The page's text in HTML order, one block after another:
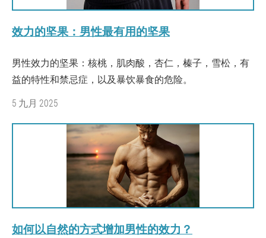
效力的坚果：男性最有用的坚果
男性效力的坚果：核桃，肌肉酸，杏仁，榛子，雪松，有
益的特性和禁忌症，以及暴饮暴食的危险。
5 九月 2025
如何以自然的方式增加男性的效力？